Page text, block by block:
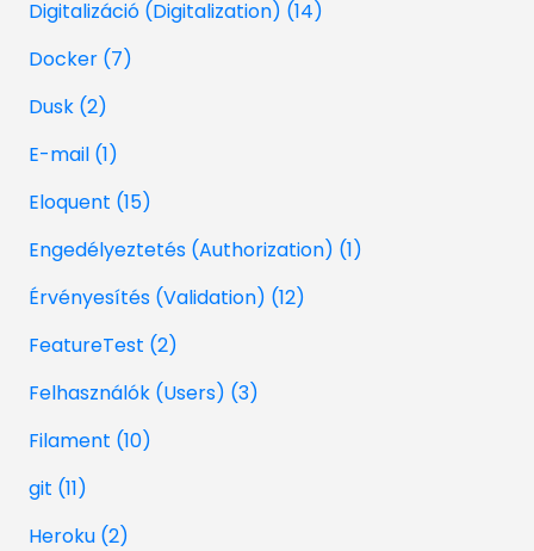
Digitalizáció (Digitalization) (14)
Docker (7)
Dusk (2)
E-mail (1)
Eloquent (15)
Engedélyeztetés (Authorization) (1)
Érvényesítés (Validation) (12)
FeatureTest (2)
Felhasználók (Users) (3)
Filament (10)
git (11)
Heroku (2)